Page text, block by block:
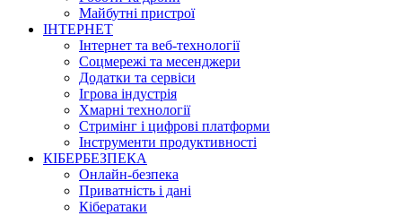
Майбутні пристрої
ІНТЕРНЕТ
Інтернет та веб-технології
Соцмережі та месенджери
Додатки та сервіси
Ігрова індустрія
Хмарні технології
Стримінг і цифрові платформи
Інструменти продуктивності
КІБЕРБЕЗПЕКА
Онлайн-безпека
Приватність і дані
Кібератаки